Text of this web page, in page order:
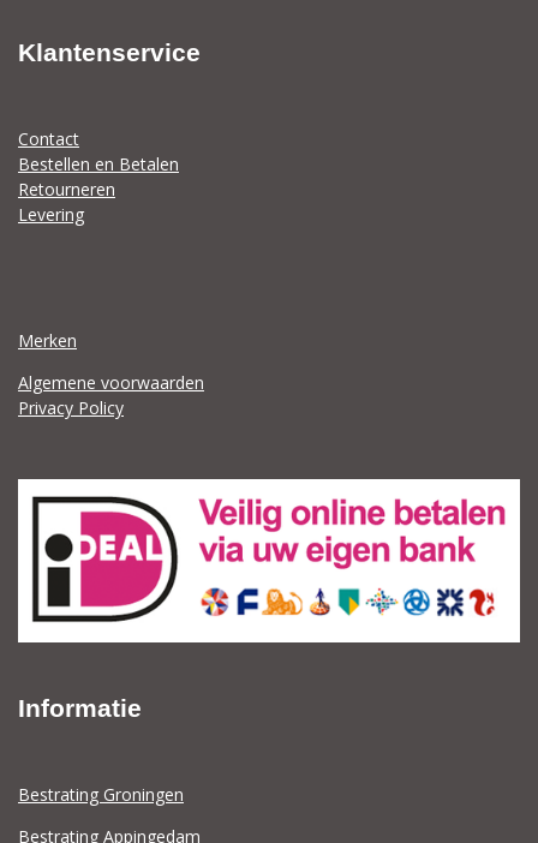
Klantenservice
Contact
Bestellen en Betalen
Retourneren
Levering
Merken
Algemene voorwaarden
Privacy Policy
Informatie
Bestrating Groningen
Bestrating Appingedam